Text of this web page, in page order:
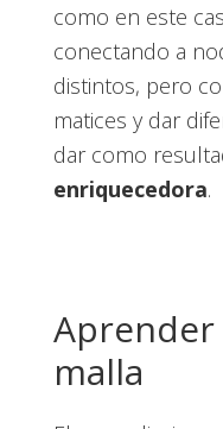
como en este
conectando a
distintos, pero
matices y dar
dar como
enriquecedora.
Aprender
malla